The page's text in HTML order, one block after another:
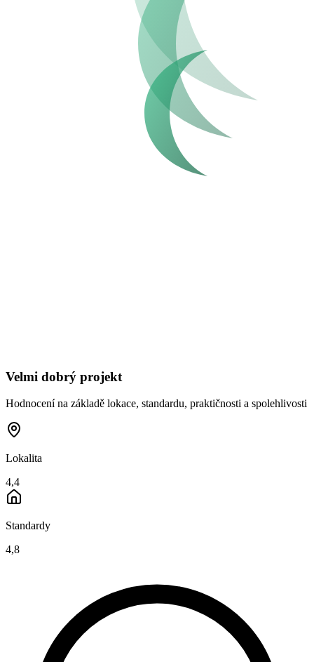
Velmi dobrý projekt
Hodnocení na základě lokace, standardu, praktičnosti a spolehlivosti
Lokalita
4,4
Standardy
4,8